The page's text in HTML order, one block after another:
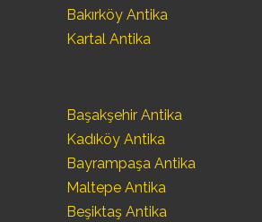
Bakırköy Antika
Kartal Antika
Başakşehir Antika
Kadıköy Antika
Bayrampaşa Antika
Maltepe Antika
Beşiktaş Antika